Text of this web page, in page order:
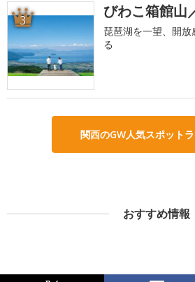
3 びわこ箱館山
琵琶湖を一望、開
る
関西のGW人気スポット
おすすめ情報